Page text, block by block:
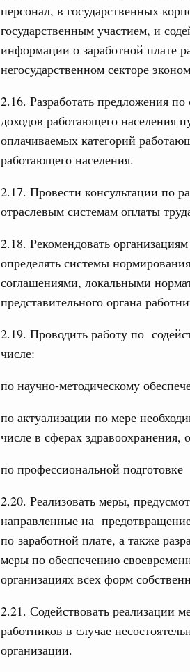
персонал, в государственных
государственным участием, и
информации о заработной плате
негосударственном секторе
2.16. Разработать предложения
доходов работающего населения
оплачиваемых категорий
работающего населения.
2.17. Провести консультации по
отраслевым системам оплаты
2.18. Рекомендовать
определять системы
соглашениями, локальными
представительного органа
2.19. Проводить работу по
числе:
по научно-методическому
по актуализации по мере
числе в сферах здравоохранения,
по профессиональной
2.20. Реализовать меры,
направленные на
по заработной плате, а также
меры по обеспечению
организациях всех форм
2.21. Содействовать реализации
работников в случае
организации.